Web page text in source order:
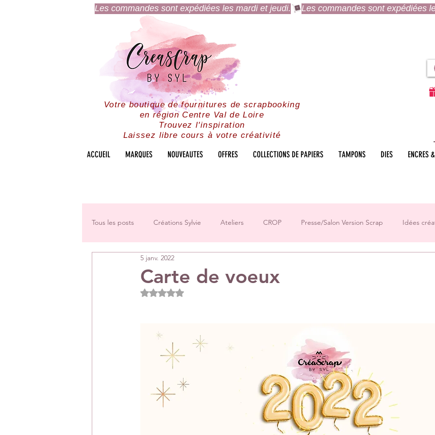
Les commandes sont expédiées les mardi et jeudi.
Votre boutique de fournitures de scrapbooking
en région Centre Val de Loire
Trouvez l'inspiration
Laissez libre cours à votre créativité
ACCUEIL MARQUES NOUVEAUTES OFFRES COLLECTIONS DE PAPIERS TAMPONS DIES ENCRES
Tous les posts Créations Sylvie Ateliers CROP Presse/Salon Version Scrap Idées
Challenges groupe
Créations Les Papiers de Pandore
DT Céline
Rétrospectives de l’année écoulée Invitées surprise pages
Carte de voeux
5 janv. 2022
Noté NaN étoiles sur 5.